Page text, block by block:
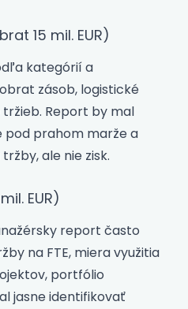
15 mil. EUR)
kategórií a
zásob, logistické
Report by mal
prahom marže a
ale nie zisk.
EUR)
report často
na FTE, miera využitia
portfólio
jasne identifikovať